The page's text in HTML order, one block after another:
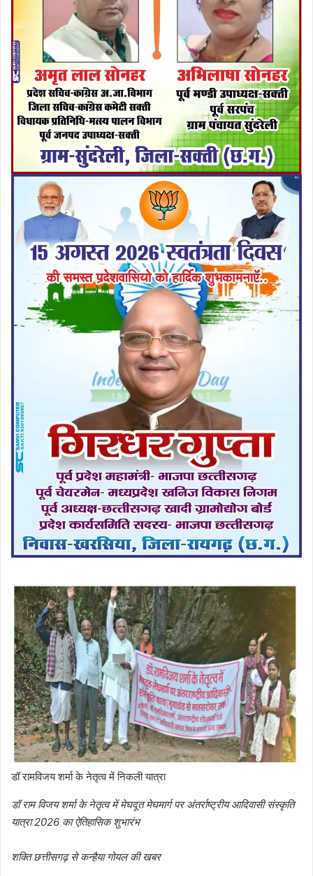
डॉ रामविजय शर्मा के नेतृत्व में निकली यात्रा
डॉ राम विजय शर्मा के नेतृत्व में मेघदूत मेघमार्ग पर अंतर्राष्ट्रीय आदिवासी संस्कृति
यात्रा 2026 का ऐतिहासिक शुभारंभ
शक्ति छत्तीसगढ़ से कन्हैया गोयल की खबर